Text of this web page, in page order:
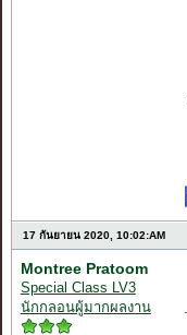
17 กันยายน 2020, 10:02:AM
Montree Pratoom
Special Class LV3
นักกลอนผู้มากผลงาน